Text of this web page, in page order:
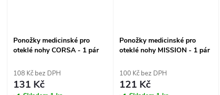
Ponožky medicinské pro
oteklé nohy CORSA - 1 pár
108 Kč bez DPH
131 Kč
Ponožky medicinské pro
oteklé nohy MISSION - 1 pár
100 Kč bez DPH
121 Kč